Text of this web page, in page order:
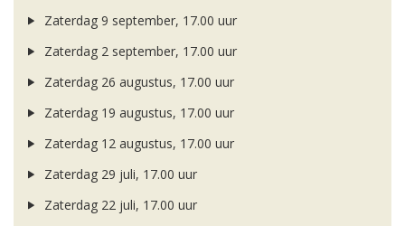
Zaterdag 9 september, 17.00 uur
Zaterdag 2 september, 17.00 uur
Zaterdag 26 augustus, 17.00 uur
Zaterdag 19 augustus, 17.00 uur
Zaterdag 12 augustus, 17.00 uur
Zaterdag 29 juli, 17.00 uur
Zaterdag 22 juli, 17.00 uur